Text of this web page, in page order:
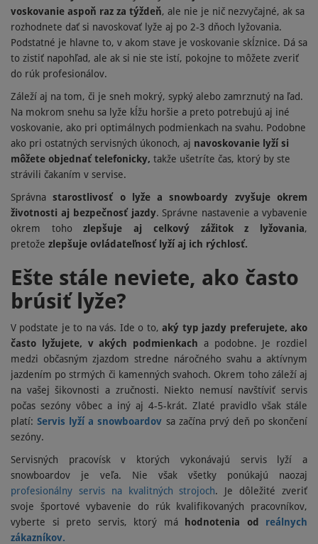
voskovanie aspoň raz za týždeň, ale nie je nič nezvyčajné, ak sa
rozhodnete dať si navoskovať lyže aj po 2-3 dňoch lyžovania.
Podstatné je hlavne to, v akom stave je voskovanie skĺznice. Dá sa
to zistiť napohľad, ale ak si nie ste istí, pokojne to môžete zveriť
do rúk profesionálov.
Záleží aj na tom, či je sneh mokrý, sypký alebo zamrznutý na ľad.
Na mokrom snehu sa lyže kĺžu horšie a preto potrebujú aj iné
voskovanie, ako pri optimálnych podmienkach na svahu. Podobne
ako pri ostatných servisných úkonoch, aj navoskovanie lyží si
môžete objednať telefonicky, takže ušetríte čas, ktorý by ste
strávili čakaním v servise.
Správnastarostlivosť o lyže a snowboardy zvyšuje okrem
životnosti aj bezpečnosť jazdy. Správne nastavenie a vybavenie
okrem tohozlepšuje aj celkový zážitok z lyžovania,
pretože zlepšuje ovládateľnosť lyží aj ich rýchlosť.
Ešte stále neviete, ako často
brúsiť lyže?
V podstate je to na vás. Ide o to,aký typ jazdy preferujete, ako
často lyžujete, v akých podmienkach a podobne. Je rozdiel
medzi občasným zjazdom stredne náročného svahu a aktívnym
jazdením po strmých či kamenných svahoch. Okrem toho záleží aj
na vašej šikovnosti a zručnosti. Niekto nemusí navštíviť servis
počas sezóny vôbec a iný aj 4-5-krát. Zlaté pravidlo však stále
platí:Servis lyží a snowboardov sa začína prvý deň po skončení
sezóny.
Servisných pracovísk v ktorých vykonávajú servis lyží a
snowboardov je veľa. Nie však všetky ponúkajú naozaj
profesionálny servis na kvalitných strojoch. Je dôležité zveriť
svoje športové vybavenie do rúk kvalifikovaných pracovníkov,
vyberte si preto servis, ktorý má
hodnotenia od reálnych
zákazníkov.